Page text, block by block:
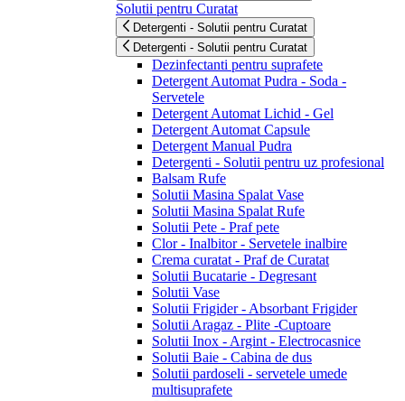
Solutii pentru Curatat
Detergenti - Solutii pentru Curatat
Detergenti - Solutii pentru Curatat
Dezinfectanti pentru suprafete
Detergent Automat Pudra - Soda -
Servetele
Detergent Automat Lichid - Gel
Detergent Automat Capsule
Detergent Manual Pudra
Detergenti - Solutii pentru uz profesional
Balsam Rufe
Solutii Masina Spalat Vase
Solutii Masina Spalat Rufe
Solutii Pete - Praf pete
Clor - Inalbitor - Servetele inalbire
Crema curatat - Praf de Curatat
Solutii Bucatarie - Degresant
Solutii Vase
Solutii Frigider - Absorbant Frigider
Solutii Aragaz - Plite -Cuptoare
Solutii Inox - Argint - Electrocasnice
Solutii Baie - Cabina de dus
Solutii pardoseli - servetele umede
multisuprafete